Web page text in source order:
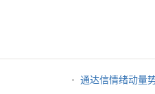
通达信情绪动量